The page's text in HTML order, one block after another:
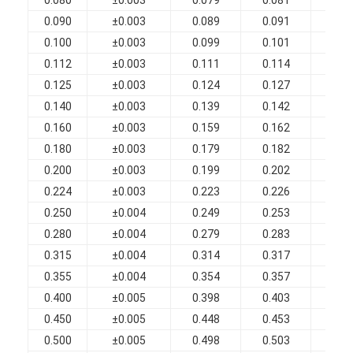
0.090
±0.003 0.089 0.091
0.100
±0.003 0.099 0.101
0.112
±0.003 0.111 0.114
0.125
±0.003 0.124 0.127
0.140
±0.003 0.139 0.142
0.160
±0.003 0.159 0.162
0.180
±0.003 0.179 0.182
0.200
±0.003 0.199 0.202
0.224
±0.003 0.223 0.226
0.250
±0.004 0.249 0.253
0.280
±0.004 0.279 0.283
0.315
±0.004 0.314 0.317
0.355
±0.004 0.354 0.357
0.400
±0.005 0.398 0.403
0.450
±0.005 0.448 0.453
0.500
±0.005 0.498 0.503